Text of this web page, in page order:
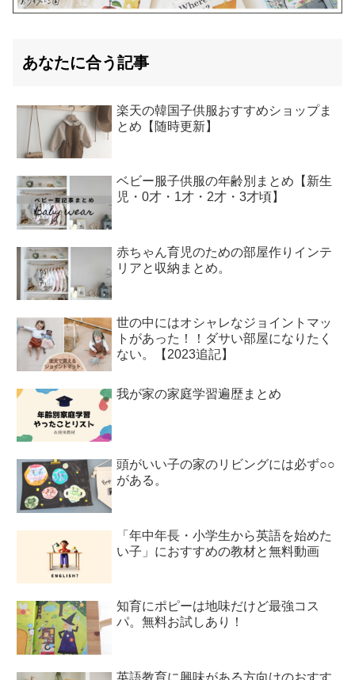
あなたに合う記事
楽天の韓国子供服おすすめショップま
とめ【随時更新】
ベビー服子供服の年齢別まとめ【新生
児・0才・1才・2才・3才頃】
赤ちゃん育児のための部屋作りインテ
リアと収納まとめ。
世の中にはオシャレなジョイントマッ
トがあった！！ダサい部屋になりたく
ない。【2023追記】
我が家の家庭学習遍歴まとめ
頭がいい子の家のリビングには必ず○○
がある。
「年中年長・小学生から英語を始めた
い子」におすすめの教材と無料動画
知育にポピーは地味だけど最強コス
パ。無料お試しあり！
英語教育に興味がある方向けのおすす